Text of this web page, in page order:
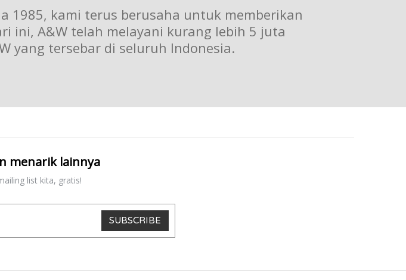
1985, kami terus berusaha untuk memberikan
ini, A&W telah melayani kurang lebih 5 juta
yang tersebar di seluruh Indonesia.
menarik lainnya
list kita, gratis!
SUBSCRIBE